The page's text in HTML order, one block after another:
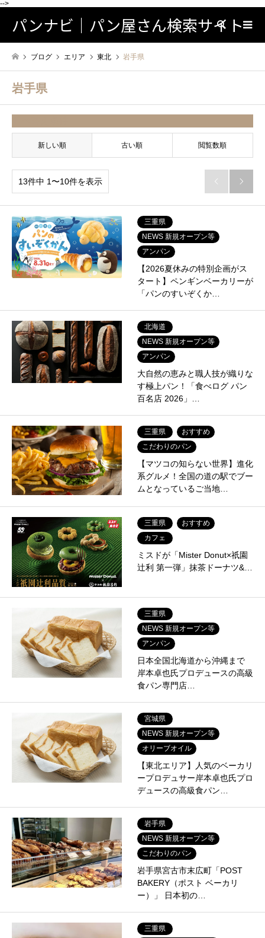
-->
パンナビ｜パン屋さん検索サイト検索
ブログ エリア 東北 岩手県
岩手県
新しい順 古い順 閲覧数順
13件中 1〜10件を表示  
三重県
NEWS 新規オープン等
アンパン
【2026夏休みの特別企画がス
タート】ペンギンベーカリーが
「パンのすいぞくか…
北海道
NEWS 新規オープン等
アンパン
大自然の恵みと職人技が織りな
す極上パン！「食べログ パン
百名店 2026」…
三重県
おすすめ
こだわりのパン
【マツコの知らない世界】進化
系グルメ！全国の道の駅でブー
ムとなっているご当地…
三重県
おすすめ
カフェ
ミスドが「Mister Donut×祇園
辻利 第一弾」抹茶ドーナツ&…
三重県
NEWS 新規オープン等
アンパン
日本全国北海道から沖縄まで
岸本卓也氏プロデュースの高級
食パン専門店…
宮城県
NEWS 新規オープン等
オリーブオイル
【東北エリア】人気のベーカリ
ープロデュサー岸本卓也氏プロ
デュースの高級食パン…
岩手県
NEWS 新規オープン等
こだわりのパン
岩手県宮古市末広町「POST
BAKERY（ポスト ベーカリ
ー）」 日本初の…
三重県